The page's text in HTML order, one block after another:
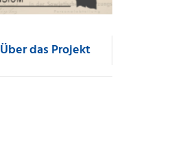
Über das Projekt